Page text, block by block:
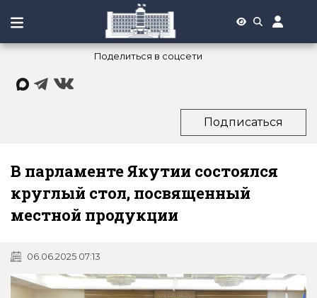
Поделиться в соцсети
Подписаться
В парламенте Якутии состоялся
круглый стол, посвященный
местной продукции
06.06.2025 07:13